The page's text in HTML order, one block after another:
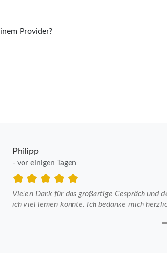
Provider?
Philipp
- vor einigen Tagen
Vielen Dank für das großartige Gespräch und
ich viel lernen konnte. Ich bedanke mich